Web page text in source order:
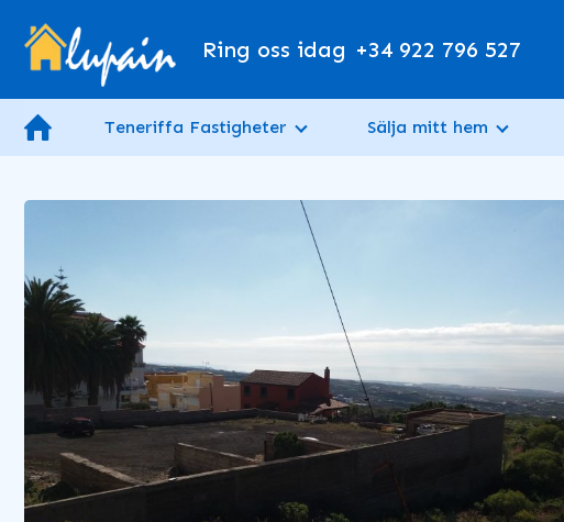
Ring oss idag +34 922 796 527
Teneriffa Fastigheter Sälja mitt hem